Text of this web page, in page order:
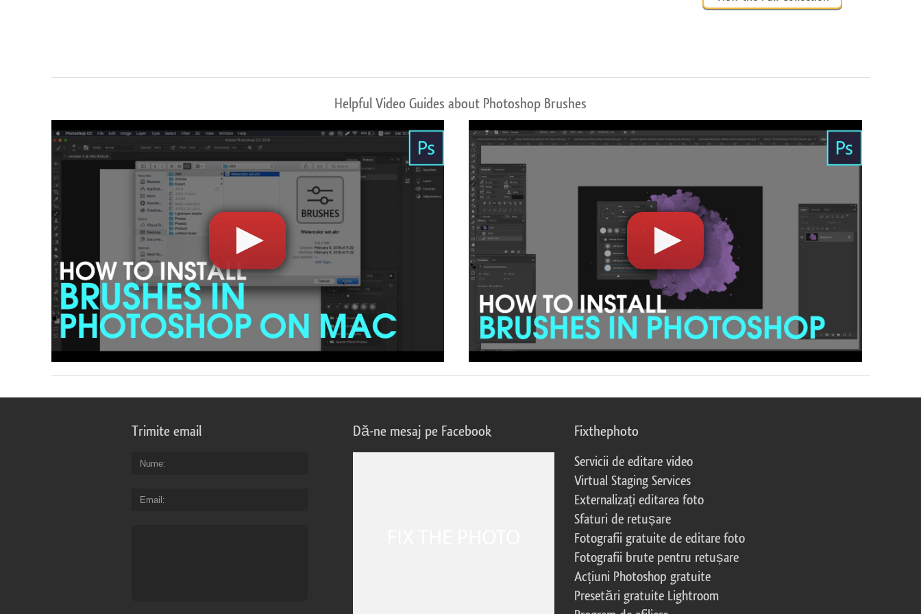
Helpful Video Guides about Photoshop Brushes
Trimite email
Nume
Email
Dă-ne mesaj pe Facebook Fixthephoto
Servicii de editare video
Virtual Staging Services
Externalizați editarea foto
Sfaturi de retușare
Fotografii gratuite de editare foto
Fotografii brute pentru retușare
Acțiuni Photoshop gratuite
Presetări gratuite Lightroom